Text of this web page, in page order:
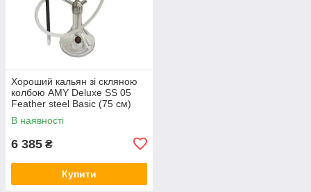
Хороший кальян зі скляною
колбою AMY Deluxe SS 05
Feather steel Basic (75 см)
Прозорий
В наявності
6 385 ₴
Купити